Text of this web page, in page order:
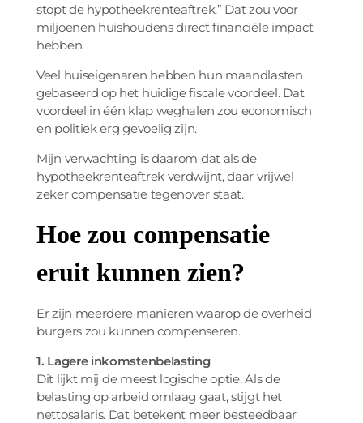
stopt de hypotheekrenteaftrek.” Dat zou voor
miljoenen huishoudens direct financiële impact
hebben.
Veel huiseigenaren hebben hun maandlasten
gebaseerd op het huidige fiscale voordeel. Dat
voordeel in één klap weghalen zou economisch
en politiek erg gevoelig zijn.
Mijn verwachting is daarom dat als de
hypotheekrenteaftrek verdwijnt, daar vrijwel
zeker compensatie tegenover staat.
Hoe zou compensatie
eruit kunnen zien?
Er zijn meerdere manieren waarop de overheid
burgers zou kunnen compenseren.
1. Lagere inkomstenbelasting
Dit lijkt mij de meest logische optie. Als de
belasting op arbeid omlaag gaat, stijgt het
nettosalaris. Dat betekent meer besteedbaar